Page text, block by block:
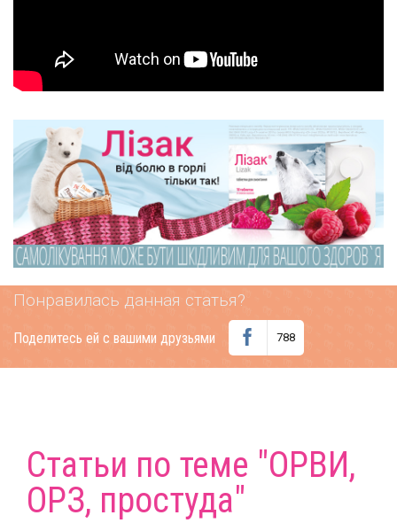
Понравилась данная статья?
Поделитесь ей с вашими друзьями 788
Статьи по теме "ОРВИ,
ОРЗ, простуда"